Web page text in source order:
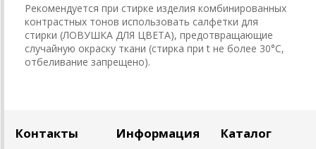
Рекомендуется при стирке изделия комбинированных
контрастных тонов использовать салфетки для
стирки (ЛОВУШКА ДЛЯ ЦВЕТА), предотвращающие
случайную окраску ткани (стирка при t не более 30°C,
отбеливание запрещено).
Контакты Информация Каталог